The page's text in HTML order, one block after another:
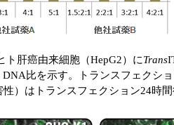
ト肝癌由来細胞（HepG2）にTrans
比を示す。トランスフェクシ
）はトランスフェクション24時間